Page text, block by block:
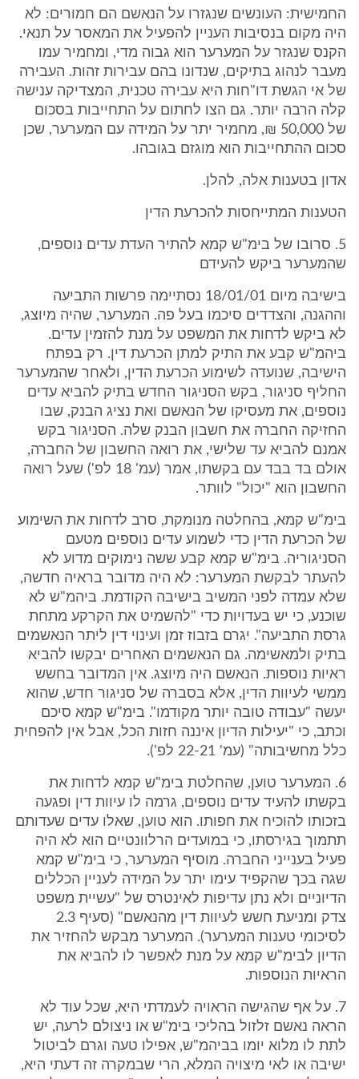
החמישית: העונשים שנגזרו על הנאשם הם חמורים: לא
היה מקום בנסיבות העניין להפעיל את המאסר על תנאי.
הקנס שנגזר על המערער הוא גבוה מדי, ומחמיר עמו
מעבר לנהוג בתיקים, שנדונו בהם עבירות זהות. העבירה
של אי הגשת דו"חות היא עבירה טכנית, המצדיקה ענישה
קלה הרבה יותר. גם הצו לחתום על התחייבות בסכום
של 50,000 ₪, מחמיר יתר על המידה עם המערער, שכן
סכום ההתחייבות הוא מוגזם בגובהו.
אדון בטענות אלה, להלן.
הטענות המתייחסות להכרעת הדין
5. סרובו של בימ"ש קמא להתיר העדת עדים נוספים,
שהמערער ביקש להעידם
בישיבה מיום 18/01/01 נסתיימה פרשות התביעה
וההגנה, והצדדים סיכמו בעל פה. המערער, שהיה מיוצג,
לא ביקש לדחות את המשפט על מנת להזמין עדים.
ביהמ"ש קבע את התיק למתן הכרעת דין. רק בפתח
הישיבה, שנועדה לשימוע הכרעת הדין, ולאחר שהמערער
החליף סניגור, בקש הסניגור החדש בתיק להביא עדים
נוספים, את מעסיקו של הנאשם ואת נציג הבנק, שבו
החזיקה החברה את חשבון הבנק שלה. הסניגור בקש
אמנם להביא עד שלישי, את רואה החשבון של החברה,
אולם בד בבד עם בקשתו, אמר (עמ' 18 לפ') שעל רואה
החשבון הוא "יכול" לוותר.
בימ"ש קמא, בהחלטה מנומקת, סרב לדחות את השימוע
של הכרעת הדין כדי לשמוע עדים נוספים מטעם
הסניגוריה. בימ"ש קמא קבע ששה נימוקים מדוע לא
להעתר לבקשת המערער: לא היה מדובר בראיה חדשה,
שלא עמדה לפני המשיב בישיבה הקודמת. ביהמ"ש לא
שוכנע, כי יש בעדויות כדי "להשמיט את הקרקע מתחת
גרסת התביעה". יגרם בזבוז זמן ועינוי דין ליתר הנאשמים
בתיק ולמאשימה. גם הנאשמים האחרים יבקשו להביא
ראיות נוספות. הנאשם היה מיוצג. אין המדובר בחשש
ממשי לעיוות הדין, אלא בסברה של סניגור חדש, שהוא
יעשה "עבודה טובה יותר מקודמו". בימ"ש קמא סיכם
וכתב, כי "יעילות הדיון איננה חזות הכל, אבל אין להפחית
כלל מחשיבותה" (עמ' 22-21 לפ').
6. המערער טוען, שהחלטת בימ"ש קמא לדחות את
בקשתו להעיד עדים נוספים, גרמה לו עיוות דין ופגעה
בזכותו להוכיח את חפותו. הוא טוען, שאלו עדים שעדותם
תתמוך בגירסתו, כי במועדים הרלוונטיים הוא לא היה
פעיל בענייני החברה. מוסיף המערער, כי בימ"ש קמא
שגה בכך שהקפיד עימו יתר על המידה לעניין הכללים
הדיוניים ולא נתן עדיפות לאינטרס של "עשיית משפט
צדק ומניעת חשש לעיוות דין מהנאשם" (סעיף 2.3
לסיכומי טענות המערער). המערער מבקש להחזיר את
הדיון לבימ"ש קמא על מנת לאפשר לו להביא את
הראיות הנוספות.
7. על אף שהגישה הראויה לעמדתי היא, שכל עוד לא
הראה נאשם זלזול בהליכי בימ"ש או ניצולם לרעה, יש
לתת לו מלוא יומו בביהמ"ש, אפילו טעה וגרם לביטול
ישיבה או לאי מיצויה המלא, הרי שבמקרה זה דעתי היא,